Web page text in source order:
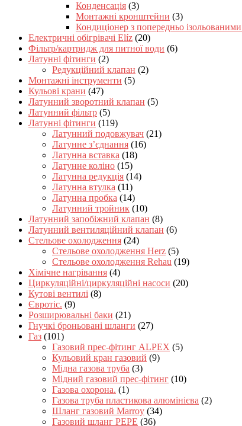
Конденсація (3)
Монтажні кронштейни (3)
Кондиціонер з попередньо
Електричні обігрівачі Elíz (20)
Фільтр/картридж для питної води (6)
Латунні фітинги (2)
Редукційний клапан (2)
Монтажні інструменти (5)
Кульові крани (47)
Латунний зворотний клапан (5)
Латунний фільтр (5)
Латунні фітинги (119)
Латунний подовжувач (21)
Латунне з’єднання (16)
Латунна вставка (18)
Латунне коліно (15)
Латунна редукція (14)
Латунна втулка (11)
Латунна пробка (14)
Латунний тройник (10)
Латунний запобіжний клапан (8)
Латунний вентиляційний клапан (6)
Стельове охолодження (24)
Стельове охолодження Herz (5)
Стельове охолодження Rehau (19)
Хімічне нагрівання (4)
Циркуляційні/циркуляційні насоси (20)
Кутові вентилі (8)
Євротіс. (9)
Розширювальні баки (21)
Гнучкі броньовані шланги (27)
Газ (101)
Газовий прес-фітинг ALPEX (5)
Кульовий кран газовий (9)
Мідна газова труба (3)
Мідний газовий прес-фітинг (10)
Газова охорона. (1)
Газова труба пластикова алюмінієва (2)
Шланг газовий Marroy (34)
Газовий шланг PEPE (36)